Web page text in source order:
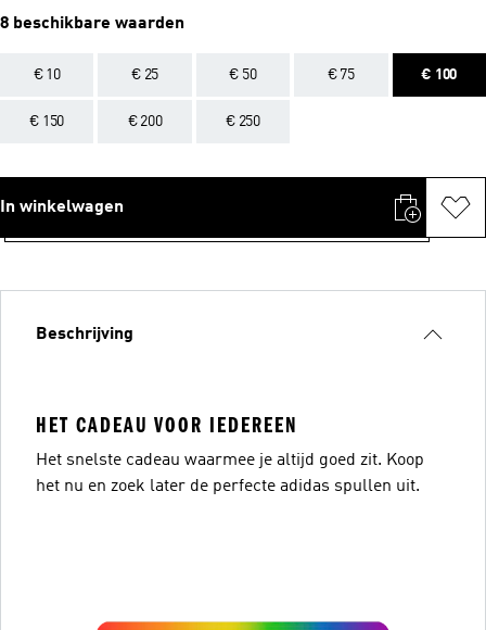
8 beschikbare waarden
€ 10 € 25 € 50 € 75 € 100
€ 150 € 200 € 250
In winkelwagen
Beschrijving
HET CADEAU VOOR IEDEREEN
Het snelste cadeau waarmee je altijd goed zit. Koop
het nu en zoek later de perfecte adidas spullen uit.